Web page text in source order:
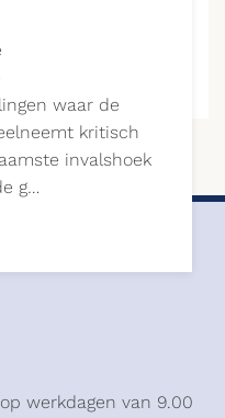
waar de
kritisch
invalshoek
g…
werkdagen van 9.00